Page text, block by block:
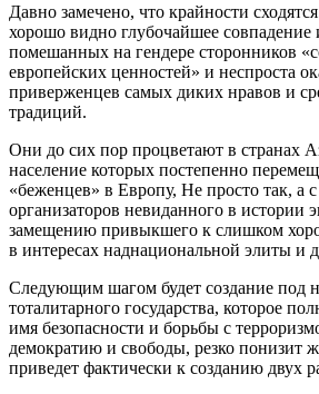
Давно замечено, что крайности
хорошо видно глубочайшее совпадение
помешанных на гендере сторонников
европейских ценностей» и неспроста
приверженцев самых диких нравов и
традиций.
Они до сих пор процветают в странах
население которых постепенно
«беженцев» в Европу, Не просто так, а
организаторов невиданного в истории
замещению привыкшего к слишком
в интересах наднациональной элиты и
Следующим шагом будет создание под
тоталитарного государства, которое
имя безопасности и борьбы с
демократию и свободы, резко понизит
приведет фактически к созданию двух